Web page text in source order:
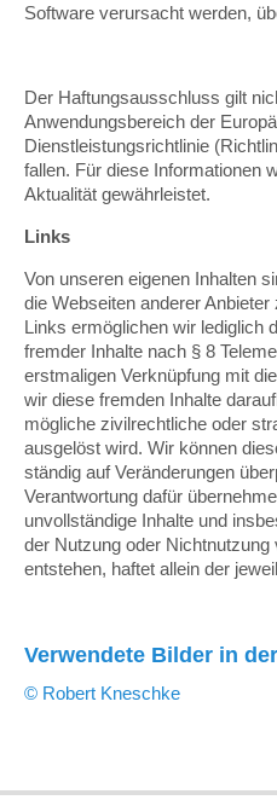
Software verursacht werden,
Der Haftungsausschluss gilt
Anwendungsbereich der
Dienstleistungsrichtlinie
fallen. Für diese Informationen
Aktualität gewährleistet.
Links
Von unseren eigenen Inhalten
die Webseiten anderer
Links ermöglichen wir lediglich
fremder Inhalte nach § 8
erstmaligen Verknüpfung mit
wir diese fremden Inhalte
mögliche zivilrechtliche oder
ausgelöst wird. Wir können
ständig auf Veränderungen
Verantwortung dafür
unvollständige Inhalte und
der Nutzung oder
entstehen, haftet allein der
Verwendete Bilder in
© Robert Kneschke